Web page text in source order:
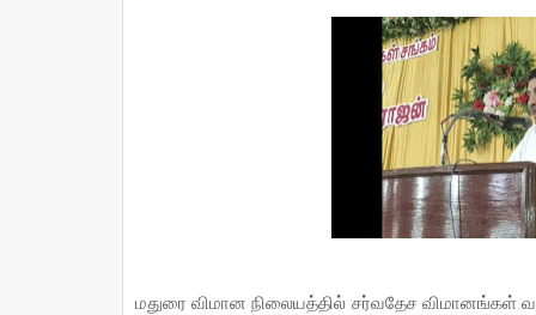
மதுரை விமான நிலையத்தில் சர்வதேச விமானங்கள்